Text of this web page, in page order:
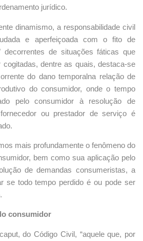
jurídico.
dinamismo, a responsabilidade civil
e aperfeiçoada com o fito de
decorrentes de situações fáticas que
dentre as quais, destaca-se
do dano temporalna relação de
do consumidor, onde o tempo
pelo consumidor à resolução de
ou prestador de serviço é
mais profundamente o fenômeno do
bem como sua aplicação pelo
de demandas consumeristas, a
se todo tempo perdido é ou pode ser
consumidor
do Código Civil, “aquele que, por